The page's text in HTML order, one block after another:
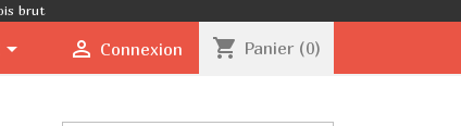
brut
 Connexion shopping_cart Panier (0)